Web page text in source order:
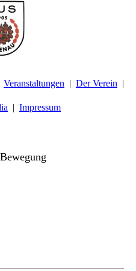
Veranstaltungen Der Verein
Impressum